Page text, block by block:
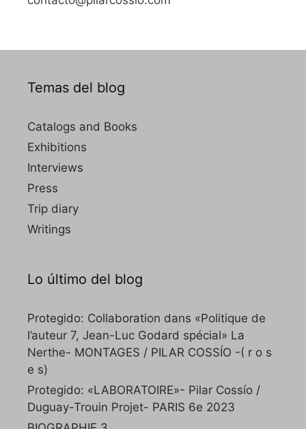
Temas del blog
Catalogs and Books
Exhibitions
Interviews
Press
Trip diary
Writings
Lo último del blog
Protegido: Collaboration dans «Politique de
l’auteur 7, Jean-Luc Godard spécial» La
Nerthe- MONTAGES / PILAR COSSÍO -( r o s
e s)
Protegido: «LABORATOIRE»- Pilar Cossío /
Duguay-Trouin Projet- PARIS 6e 2023